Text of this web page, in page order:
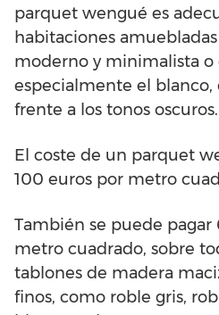
parquet wengué es
habitaciones
moderno y minimalista o
especialmente el
frente a los tonos oscuros.
El coste de un parquet
100 euros por metro
También se puede pagar
metro cuadrado, sobre
tablones de madera
finos, como roble gris,